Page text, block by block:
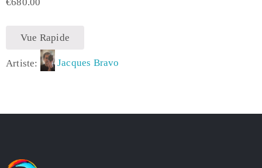
€680.00
Vue Rapide
Artiste: Jacques Bravo